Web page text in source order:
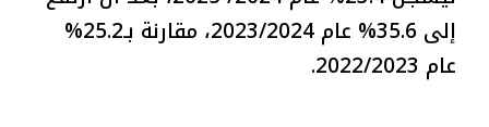
إلى 35.6% عام 2023/2024، مقارنة بـ25.2%
عام 2022/2023.